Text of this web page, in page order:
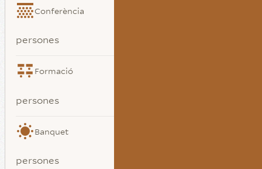
Conferència
persones
Formació
persones
Banquet
persones